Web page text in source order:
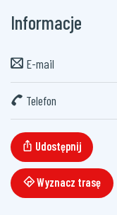
Informacje
E-mail
Telefon
Udostępnij
Wyznacz trasę